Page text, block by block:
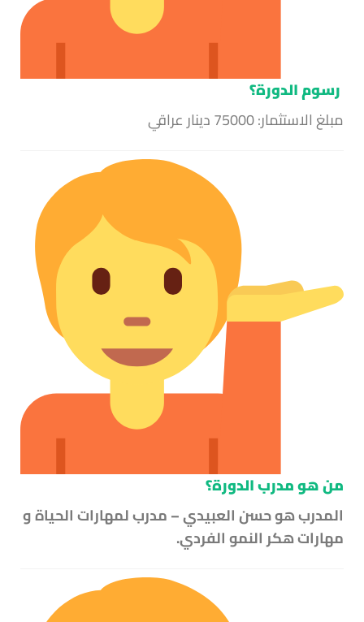
رسوم الدورة؟
مبلغ الاستثمار: 75000 دينار عراقي
من هو مدرب الدورة؟
المدرب هو حسن العبيدي – مدرب لمهارات الحياة و
مهارات هكر النمو الفردي.